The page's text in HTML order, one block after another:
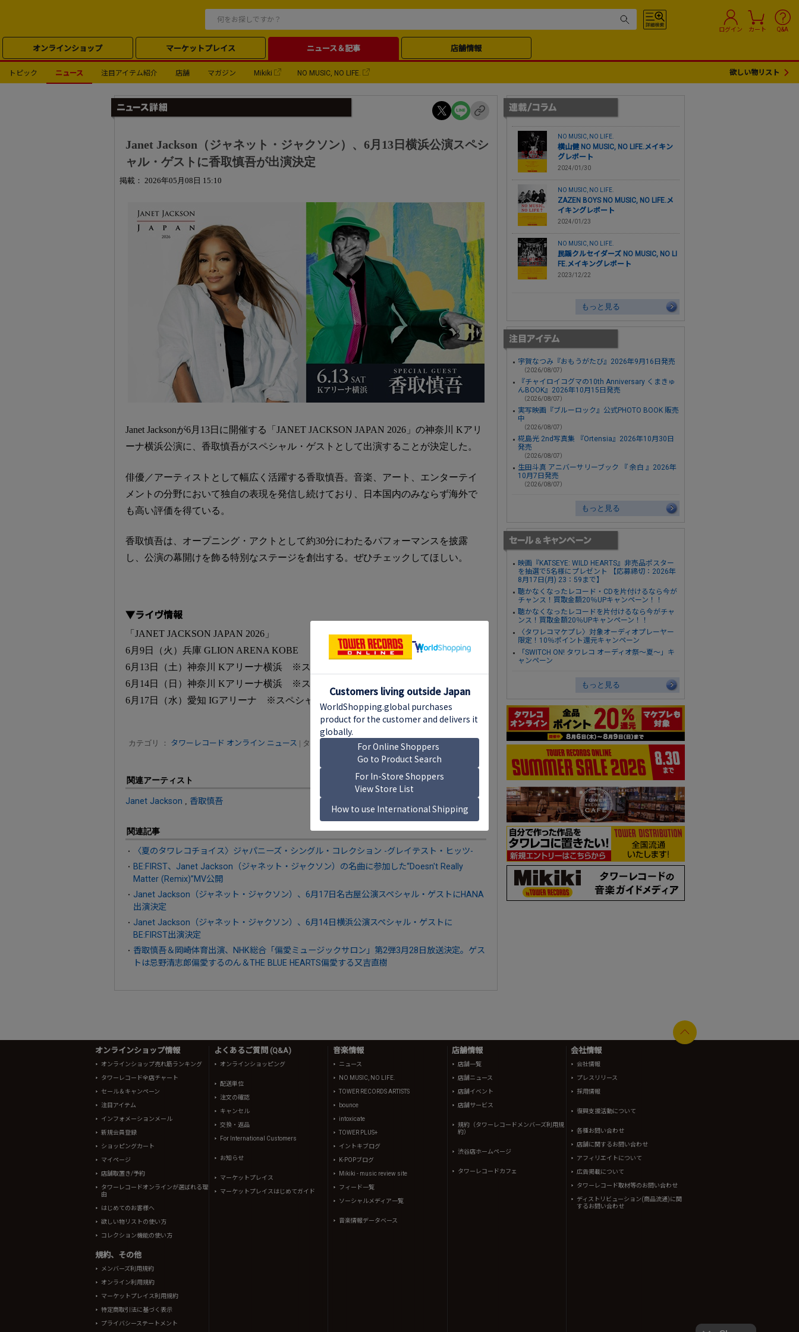
ログイン カート Q&A
オンラインショップ マーケットプレイス ニュース＆記事 店舗情報
トピック ニュース 注目アイテム紹介 店舗 マガジン Mikiki NO MUSIC, NO LIFE. 欲しい物リスト
Janet Jackson（ジャネット・ジャクソン）、6月13日横浜公演スペシ
ャル・ゲストに香取慎吾が出演決定
掲載： 2026年05月08日 15:10
Janet Jacksonが6月13日に開催する「JANET JACKSON JAPAN 2026」の神奈川 Kアリ
ーナ横浜公演に、香取慎吾がスペシャル・ゲストとして出演することが決定した。
俳優／アーティストとして幅広く活躍する香取慎吾。音楽、アート、エンターテイ
メントの分野において独自の表現を発信し続けており、日本国内のみならず海外で
も高い評価を得ている。
香取慎吾は、オープニング・アクトとして約30分にわたるパフォーマンスを披露
し、公演の幕開けを飾る特別なステージを創出する。ぜひチェックしてほしい。
▼ライヴ情報
「JANET JACKSON JAPAN 2026」
6月9日（火）兵庫 GLION ARENA KOBE
6月13日（土）神奈川 Kアリーナ横浜 ※スペシャル・ゲスト：香取慎吾
6月14日（日）神奈川 Kアリーナ横浜 ※スペシャル・ゲスト：BE:FIRST
6月17日（水）愛知 IGアリーナ ※スペシャル・ゲスト：HANA
カテゴリ ： タワーレコード オンライン ニュース | タグ ：
関連アーティスト
Janet Jackson , 香取慎吾
関連記事
〈夏のタワレコチョイス〉ジャパニーズ・シングル・コレクション -グレイテスト・ヒッツ-
BE:FIRST、Janet Jackson（ジャネット・ジャクソン）の名曲に参加した“Doesn't Really
Matter (Remix)”MV公開
Janet Jackson（ジャネット・ジャクソン）、6月17日名古屋公演スペシャル・ゲストにHANA
出演決定
Janet Jackson（ジャネット・ジャクソン）、6月14日横浜公演スペシャル・ゲストに
BE:FIRST出演決定
香取慎吾＆岡崎体育出演、NHK総合「偏愛ミュージックサロン」第2弾3月28日放送決定。ゲス
トは忌野清志郎偏愛するのん＆THE BLUE HEARTS偏愛する又吉直樹
NO MUSIC, NO LIFE.
横山健 NO MUSIC, NO LIFE.メイキン
グレポート
2024/01/30
NO MUSIC, NO LIFE.
ZAZEN BOYS NO MUSIC, NO LIFE.メ
イキングレポート
2024/01/23
NO MUSIC, NO LIFE.
民謡クルセイダーズ NO MUSIC, NO LI
FE.メイキングレポート
2023/12/22
もっと見る
宇賀なつみ『おもうがたび』2026年9月16日発売
（2026/08/07）
『チャイロイコグマの10th Anniversary くまきゅ
んBOOK』2026年10月15日発売
（2026/08/07）
実写映画『ブルーロック』公式PHOTO BOOK 販売
中
（2026/08/07）
椛島光 2nd写真集 『Ortensia』2026年10月30日
発売
（2026/08/07）
生田斗真 アニバーサリーブック 『 余白 』2026年
10月7日発売
（2026/08/07）
もっと見る
映画『KATSEYE: WILD HEARTS』非売品ポスター
を抽選で5名様にプレゼント 【応募締切：2026年
8月17日(月) 23：59まで】
聴かなくなったレコード・CDを片付けるなら今が
チャンス！買取金額20％UPキャンペーン！！
聴かなくなったレコードを片付けるなら今がチャ
ンス！買取金額20％UPキャンペーン！！
〈タワレコマケプレ〉対象オーディオプレーヤー
限定！10％ポイント還元キャンペーン
「SWITCH ON! タワレコ オーディオ祭～夏～」キ
ャンペーン
もっと見る
オンラインショップ情報
オンラインショップ売れ筋ランキング
タワーレコード全店チャート
セール＆キャンペーン
注目アイテム
インフォメーションメール
新規会員登録
ショッピングカート
マイページ
店舗取置き/予約
タワーレコードオンラインが選ばれる理
由
はじめてのお客様へ
欲しい物リストの使い方
コレクション機能の使い方
規約、その他
メンバーズ利用規約
オンライン利用規約
マーケットプレイス利用規約
特定商取引法に基づく表示
プライバシーステートメント
よくあるご質問 (Q&A)
オンラインショッピング
配送単位
注文の確認
キャンセル
交換・返品
For International Customers
お知らせ
マーケットプレイス
マーケットプレイスはじめてガイド
音楽情報
ニュース
NO MUSIC, NO LIFE.
TOWER RECORDS ARTISTS
bounce
intoxicate
TOWER PLUS+
イントキブログ
K-POPブログ
Mikiki - music review site
フィード一覧
ソーシャルメディア一覧
音楽情報データベース
店舗情報
店舗一覧
店舗ニュース
店舗イベント
店舗サービス
規約（タワーレコードメンバーズ利用規
約）
渋谷店ホームページ
タワーレコードカフェ
会社情報
会社情報
プレスリリース
採用情報
復興支援活動について
各種お問い合わせ
店舗に関するお問い合わせ
アフィリエイトについて
広告掲載について
タワーレコード取材等のお問い合わせ
ディストリビューション(商品流通)に関
するお問い合わせ